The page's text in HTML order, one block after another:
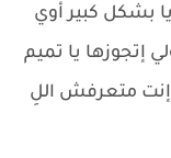
بشكل كبير أوي
إتجوزها يا تميم
إنت متعرفش اللِ